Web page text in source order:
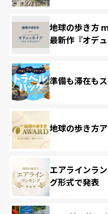
地球の歩き方
最新作『オデュ
準備も滞在も
地球の歩き方
エアラインラ
グ形式で発表